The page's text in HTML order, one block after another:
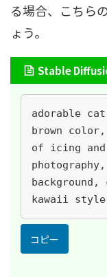
る場合、こちら
ょう。
Stable
adorable
brown
of icing
background,
kawaii
コピー